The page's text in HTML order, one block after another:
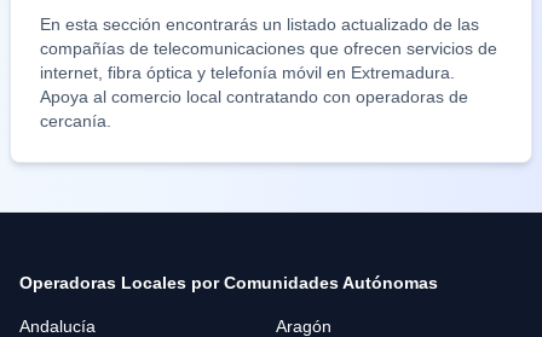
En esta sección encontrarás un listado actualizado de las
compañías de telecomunicaciones que ofrecen servicios de
internet, fibra óptica y telefonía móvil en Extremadura
Apoya al comercio local contratando con operadoras de
cercanía.
Operadoras Locales por Comunidades Autónomas
Andalucía
Aragón